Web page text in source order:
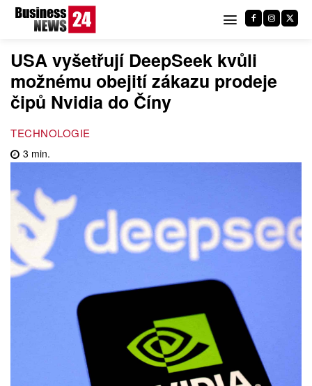
USA vyšetřují DeepSeek kvůli
možnému obejití zákazu prodeje
čipů Nvidia do Číny
TECHNOLOGIE
3 min.